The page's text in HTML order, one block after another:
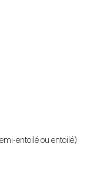
entoilé ou entoilé)